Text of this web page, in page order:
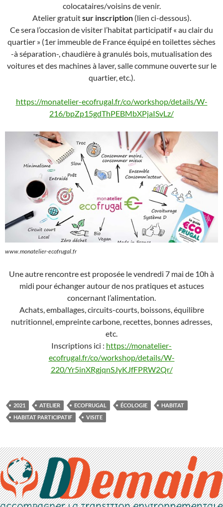
colocataires/voisins de venir.
Atelier gratuitsur inscription(lien ci-dessous).
Ce sera l’occasion de visiter l’habitat participatif « au clair du
quartier » (1er immeuble de France équipé en toilettes sèches
-à séparation-, chaudière à granulés bois, mutualisation des
voitures et des machines à laver, salle commune ouverte sur le
quartier, etc.).
https://monatelier-ecofrugal.fr/co/workshop/details/W-
216/bpZp15gdThPEBMbXPjaISvLz/
www.monatelier-ecofrugal.fr
Une autre rencontre est proposée le vendredi 7 mai de 10h à
midi pour échanger autour de nos pratiques et astuces
concernant l’alimentation.
Achats, emballages, circuits-courts, boissons, équilibre
nutritionnel, empreinte carbone, recettes, bonnes adresses,
etc.
Inscriptions ici : https://monatelier-
ecofrugal.fr/co/workshop/details/W-
220/Yr5inXRgjqnSJyKJfFPRW2Qr/
2021 ATELIER ECOFRUGAL ÉCOLOGIE
HABITAT
HABITAT PARTICIPATIF
VISITE